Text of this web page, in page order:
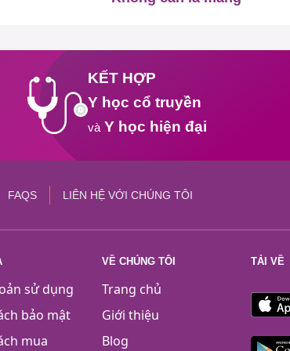
KẾT HỢP
Y học cổ truyền
vàY học hiện đại
FAQS LIÊN HỆ VỚI CHÚNG TÔI
sử dụng
bảo mật
mua
VỀ CHÚNG TÔI
Trang chủ
Giới thiệu
Blog
TẢI VỀ